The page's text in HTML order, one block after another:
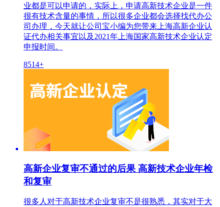
业都是可以申请的，实际上，申请高新技术企业是一件
很有技术含量的事情，所以很多企业都会选择找代办公
司办理，今天就让公司宝小编为您带来上海高新企业认
证代办相关事宜以及2021年上海国家高新技术企业认定
申报时间。
8514+
高新企业复审不通过的后果 高新技术企业年检
和复审
很多人对于高新技术企业复审不是很熟悉，其实对于大